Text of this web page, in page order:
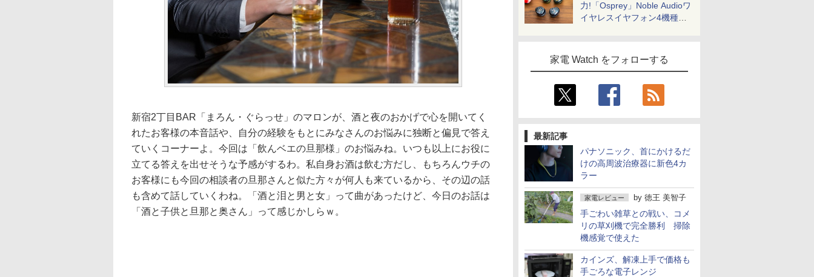
力!「Osprey」Noble Audioワ
イヤレスイヤフォン4機種を
家電 Watch をフォローする
最新記事
パナソニック、首にかけるだ
けの高周波治療器に新色4カ
ラー
家電レビュー by 徳王 美智子
手ごわい雑草との戦い、コメ
リの草刈機で完全勝利 掃除
機感覚で使えた
カインズ、解凍上手で価格も
手ごろな電子レンジ
新宿2丁目BAR「まろん・ぐらっせ」のマロンが、酒と夜のおかげで心を開いてく
れたお客様の本音話や、自分の経験をもとにみなさんのお悩みに独断と偏見で答え
ていくコーナーよ。今回は「飲んベエの旦那様」のお悩みね。いつも以上にお役に
立てる答えを出せそうな予感がするわ。私自身お酒は飲む方だし、もちろんウチの
お客様にも今回の相談者の旦那さんと似た方々が何人も来ているから、その辺の話
も含めて話していくわね。「酒と泪と男と女」って曲があったけど、今日のお話は
「酒と子供と旦那と奥さん」って感じかしらｗ。